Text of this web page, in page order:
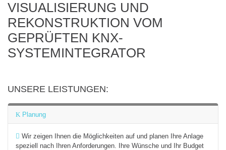
VISUALISIERUNG UND
REKONSTRUKTION VOM
GEPRÜFTEN KNX-
SYSTEMINTEGRATOR
UNSERE LEISTUNGEN:
Planung
Wir zeigen Ihnen die Möglichkeiten auf und planen Ihre Anlage
speziell nach Ihren Anforderungen. Ihre Wünsche und Ihr Budget